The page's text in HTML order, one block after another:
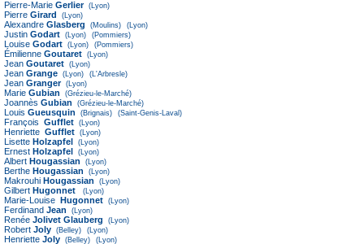
Pierre-Marie Gerlier (Lyon)
Pierre Girard (Lyon)
Alexandre Glasberg (Moulins) (Lyon)
Justin Godart (Lyon) (Pommiers)
Louise Godart (Lyon) (Pommiers)
Émilienne Goutaret (Lyon)
Jean Goutaret (Lyon)
Jean Grange (Lyon) (L'Arbresle)
Jean Granger (Lyon)
Marie Gubian (Grézieu-le-Marché)
Joannès Gubian (Grézieu-le-Marché)
Louis Gueusquin (Brignais) (Saint-Genis-Laval)
François Gufflet (Lyon)
Henriette Gufflet (Lyon)
Lisette Holzapfel (Lyon)
Ernest Holzapfel (Lyon)
Albert Hougassian (Lyon)
Berthe Hougassian (Lyon)
Makrouhi Hougassian (Lyon)
Gilbert Hugonnet (Lyon)
Marie-Louise Hugonnet (Lyon)
Ferdinand Jean (Lyon)
Renée Jolivet Glauberg (Lyon)
Robert Joly (Belley) (Lyon)
Henriette Joly (Belley) (Lyon)